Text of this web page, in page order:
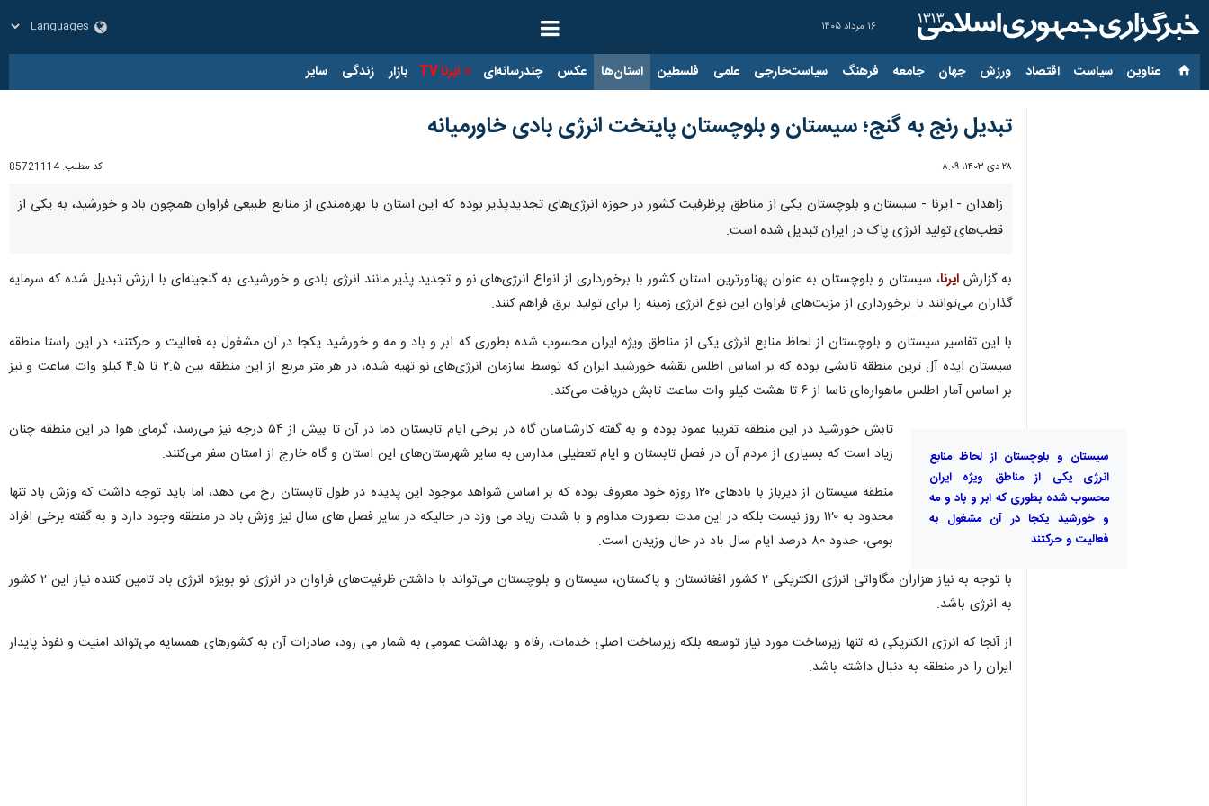
۱۶ مرداد ۱۴۰۵
عناوین‌ سیاست اقتصاد ورزش جهان جامعه فرهنگ سیاست‌خارجی علمی فلسطین استان‌ها عکس چندرسانه‌ای ایرنا TV بازار زندگی سایر
تبدیل رنج به گنج؛ سیستان‌ و بلوچستان پایتخت انرژی بادی خاورمیانه
۲۸ دی ۱۴۰۳، ۸:۰۹ کد مطلب: 85721114
زاهدان - ایرنا - سیستان و بلوچستان یکی از مناطق پرظرفیت کشور در حوزه انرژی‌های تجدیدپذیر بوده که این استان با بهره‌مندی از منابع طبیعی فراوان همچون باد و خورشید، به یکی از
قطب‌های تولید انرژی پاک در ایران تبدیل شده است.
به گزارشایرنا، سیستان و بلوچستان به عنوان پهناورترین استان کشور با برخورداری از انواع انرژی‌های نو و تجدید پذیر مانند انرژی بادی و خورشیدی به گنجینه‌ای با ارزش تبدیل شده که سرمایه
گذاران می‌توانند با برخورداری از مزیت‌های فراوان این نوع انرژی زمینه را برای تولید برق فراهم کنند.
با این تفاسیر سیستان و بلوچستان از لحاظ منابع انرژی یکی از مناطق ویژه ایران محسوب شده بطوری که ابر و باد و مه و خورشید یکجا در آن مشغول به فعالیت و حرکتند؛ در این راستا منطقه
سیستان ایده آل ترین منطقه تابشی بوده که بر اساس اطلس نقشه خورشید ایران که توسط سازمان انرژی‌های نو تهیه شده، در هر متر مربع از این منطقه بین ۲.۵ تا ۴.۵ کیلو وات ساعت و نیز
بر اساس آمار اطلس ماهواره‌ای ناسا از ۶ تا هشت کیلو وات ساعت تابش دریافت می‌کند.
سیستان و بلوچستان از لحاظ منابع
انرژی یکی از مناطق ویژه ایران
محسوب شده بطوری که ابر و باد و مه
و خورشید یکجا در آن مشغول به
فعالیت و حرکتند
تابش خورشید در این منطقه تقریبا عمود بوده و به گفته کارشناسان گاه در برخی ایام تابستان دما در آن تا بیش از ۵۴ درجه نیز می‌رسد، گرمای هوا در این منطقه چنان
زیاد است که بسیاری از مردم آن در فصل تابستان و ایام تعطیلی مدارس به سایر شهرستان‌های این استان و گاه خارج از استان سفر می‌کنند.
منطقه سیستان از دیرباز با بادهای ۱۲۰ روزه خود معروف بوده که بر اساس شواهد موجود این پدیده در طول تابستان رخ می دهد، اما باید توجه داشت که وزش باد تنها
محدود به ۱۲۰ روز نیست بلکه در این مدت بصورت مداوم و با شدت زیاد می وزد در حالیکه در سایر فصل های سال نیز وزش باد در منطقه وجود دارد و به گفته برخی افراد
بومی، حدود ۸۰ درصد ایام سال باد در حال وزیدن است.
با توجه به نیاز هزاران مگاواتی انرژی الکتریکی ۲ کشور افغانستان و پاکستان، سیستان و بلوچستان می‌تواند با داشتن ظرفیت‌های فراوان در انرژی نو بویژه انرژی باد تامین کننده نیاز این ۲ کشور
به انرژی باشد.
از آنجا که انرژی الکتریکی نه تنها زیرساخت مورد نیاز توسعه بلکه زیرساخت اصلی خدمات، رفاه و بهداشت عمومی به شمار می رود، صادرات آن به کشورهای همسایه می‌تواند امنیت و نفوذ پایدار
ایران را در منطقه به دنبال داشته باشد.